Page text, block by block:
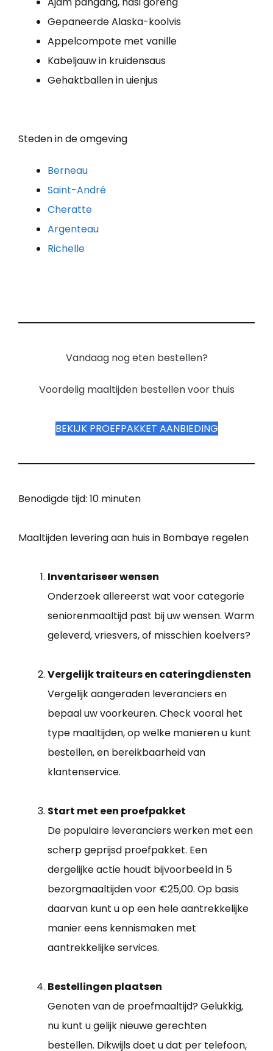
Gepaneerde Alaska-koolvis
Appelcompote met vanille
Kabeljauw in kruidensaus
Gehaktballen in uienjus
Steden in de omgeving
Berneau
Saint-André
Cheratte
Argenteau
Richelle
Vandaag nog eten bestellen?
Voordelig maaltijden bestellen voor thuis
BEKIJK PROEFPAKKET AANBIEDING
Benodigde tijd: 10 minuten
Maaltijden levering aan huis in Bombaye regelen
Inventariseer wensen
Onderzoek allereerst wat voor categorie
seniorenmaaltijd past bij uw wensen. Warm
geleverd, vriesvers, of misschien koelvers?
Vergelijk traiteurs en cateringdiensten
Vergelijk aangeraden leveranciers en
bepaal uw voorkeuren. Check vooral het
type maaltijden, op welke manieren u kunt
bestellen, en bereikbaarheid van
klantenservice.
Start met een proefpakket
De populaire leveranciers werken met een
scherp geprijsd proefpakket. Een
dergelijke actie houdt bijvoorbeeld in 5
bezorgmaaltijden voor €25,00. Op basis
daarvan kunt u op een hele aantrekkelijke
manier eens kennismaken met
aantrekkelijke services.
Bestellingen plaatsen
Genoten van de proefmaaltijd? Gelukkig,
nu kunt u gelijk nieuwe gerechten
bestellen. Dikwijls doet u dat per telefoon,